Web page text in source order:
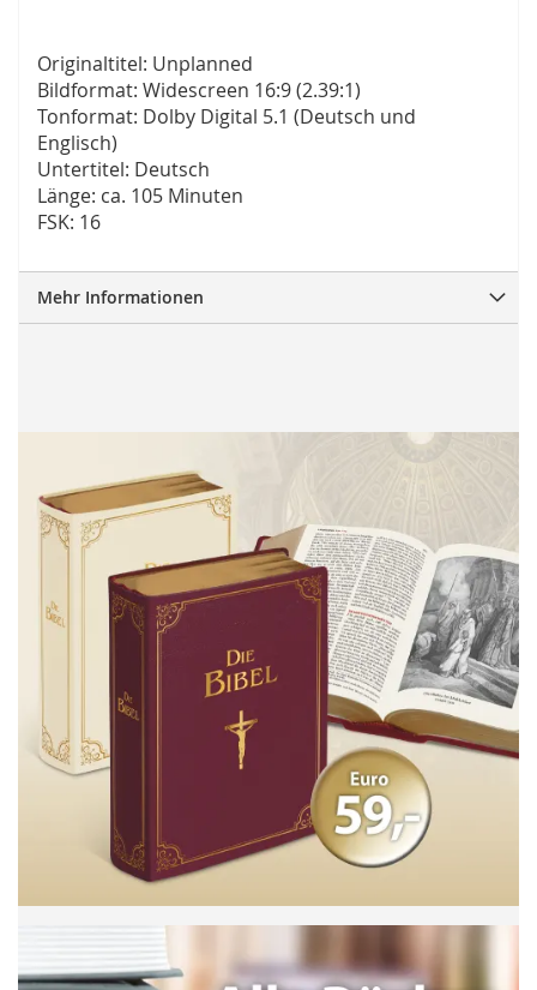
Originaltitel: Unplanned
Bildformat: Widescreen 16:9 (2.39:1)
Tonformat: Dolby Digital 5.1 (Deutsch und
Englisch)
Untertitel: Deutsch
Länge: ca. 105 Minuten
FSK: 16
Mehr Informationen